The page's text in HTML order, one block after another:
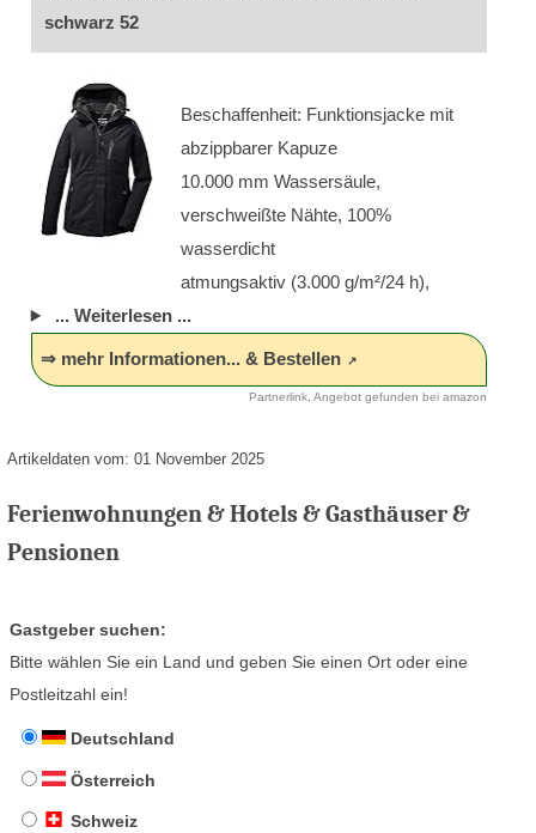
schwarz 52
Beschaffenheit: Funktionsjacke mit
abzippbarer Kapuze
10.000 mm Wassersäule,
verschweißte Nähte, 100%
wasserdicht
atmungsaktiv (3.000 g/m²/24 h),
... Weiterlesen ...
⇒ mehr Informationen... & Bestellen
Partnerlink, Angebot gefunden bei amazon
Artikeldaten vom: 01 November 2025
Ferienwohnungen & Hotels & Gasthäuser &
Pensionen
Gastgeber suchen:
Bitte wählen Sie ein Land und geben Sie einen Ort oder eine
Postleitzahl ein!
Deutschland
Österreich
Schweiz